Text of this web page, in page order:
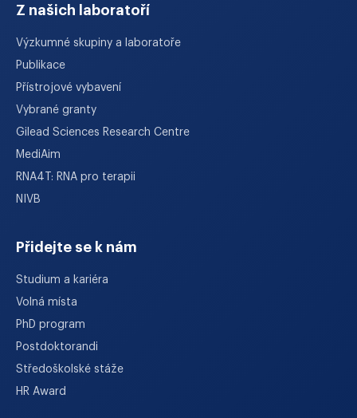
Z našich laboratoří
Výzkumné skupiny a laboratoře
Publikace
Přístrojové vybavení
Vybrané granty
Gilead Sciences Research Centre
MediAim
RNA4T: RNA pro terapii
NIVB
Přidejte se k nám
Studium a kariéra
Volná místa
PhD program
Postdoktorandi
Středoškolské stáže
HR Award